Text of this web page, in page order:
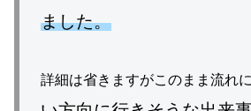
ました。
詳細は省きますがこのまま流れ